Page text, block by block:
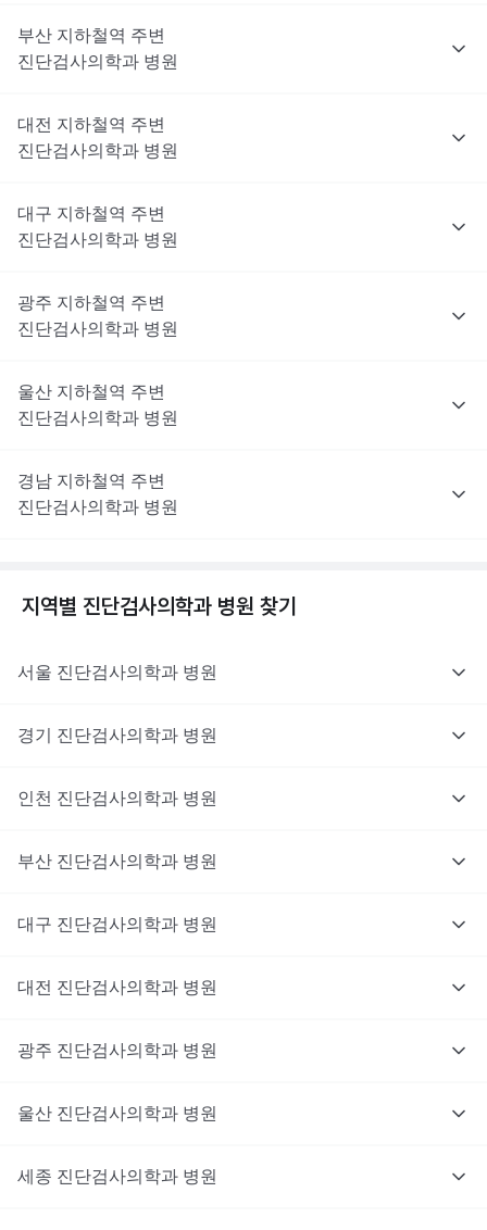
부산 지하철역 주변
진단검사의학과 병원
대전 지하철역 주변
진단검사의학과 병원
대구 지하철역 주변
진단검사의학과 병원
광주 지하철역 주변
진단검사의학과 병원
울산 지하철역 주변
진단검사의학과 병원
경남 지하철역 주변
진단검사의학과 병원
지역별 진단검사의학과 병원 찾기
서울 진단검사의학과 병원
경기 진단검사의학과 병원
인천 진단검사의학과 병원
부산 진단검사의학과 병원
대구 진단검사의학과 병원
대전 진단검사의학과 병원
광주 진단검사의학과 병원
울산 진단검사의학과 병원
세종 진단검사의학과 병원